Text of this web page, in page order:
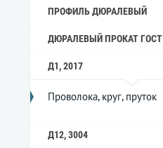
ПРОФИЛЬ ДЮРАЛЕВЫЙ
ДЮРАЛЕВЫЙ ПРОКАТ ГОСТ
Д1, 2017
Проволока, круг, пруток
Д12, 3004